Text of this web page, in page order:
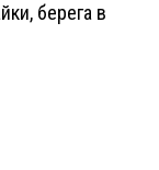
берега в